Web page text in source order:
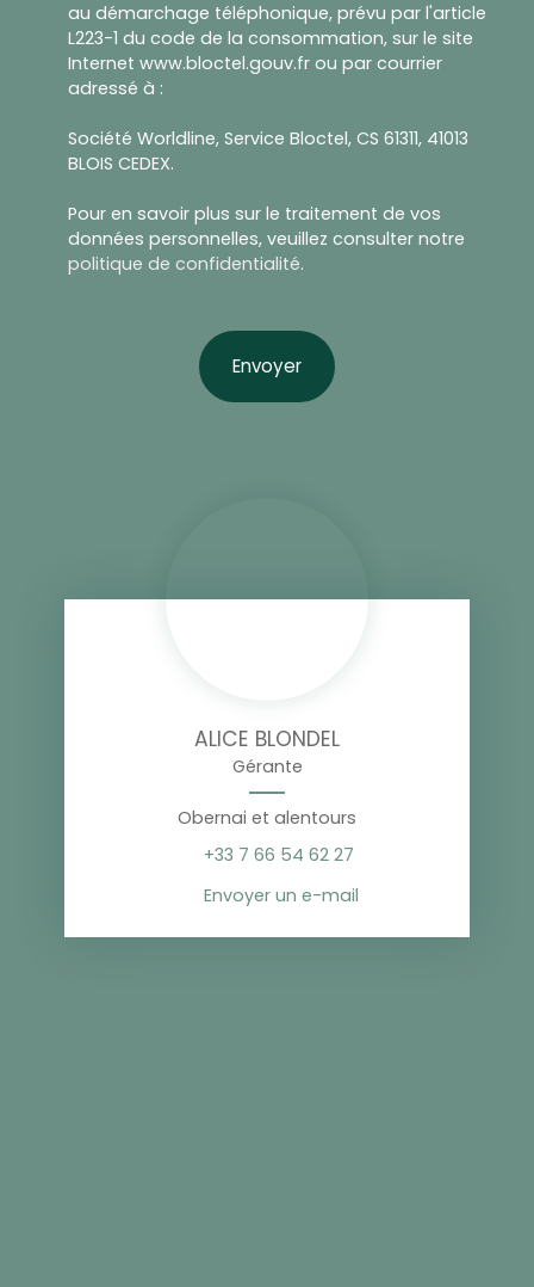
au démarchage téléphonique, prévu par l'article
L223-1 du code de la consommation, sur le site
Internet www.bloctel.gouv.fr ou par courrier
adressé à :
Société Worldline, Service Bloctel, CS 61311, 41013
BLOIS CEDEX.
Pour en savoir plus sur le traitement de vos
données personnelles, veuillez consulter notre
politique de confidentialité.
Envoyer
ALICE BLONDEL
Gérante
Obernai et alentours
+33 7 66 54 62 27
Envoyer un e-mail